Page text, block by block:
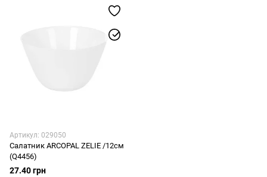
Артикул: 029050
Салатник ARCOPAL ZELIE /12см
(Q4456)
27.40 грн